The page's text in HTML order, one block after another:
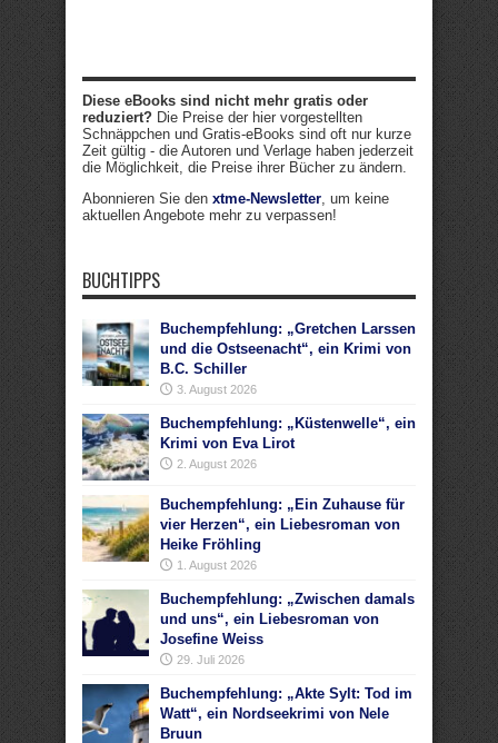
Diese eBooks sind nicht mehr gratis oder
reduziert? Die Preise der hier vorgestellten
Schnäppchen und Gratis-eBooks sind oft nur kurze
Zeit gültig - die Autoren und Verlage haben jederzeit
die Möglichkeit, die Preise ihrer Bücher zu ändern.
Abonnieren Sie den xtme-Newsletter, um keine
aktuellen Angebote mehr zu verpassen!
BUCHTIPPS
Buchempfehlung: „Gretchen Larssen
und die Ostseenacht“, ein Krimi von
B.C. Schiller
3. August 2026
Buchempfehlung: „Küstenwelle“, ein
Krimi von Eva Lirot
2. August 2026
Buchempfehlung: „Ein Zuhause für
vier Herzen“, ein Liebesroman von
Heike Fröhling
1. August 2026
Buchempfehlung: „Zwischen damals
und uns“, ein Liebesroman von
Josefine Weiss
29. Juli 2026
Buchempfehlung: „Akte Sylt: Tod im
Watt“, ein Nordseekrimi von Nele
Bruun